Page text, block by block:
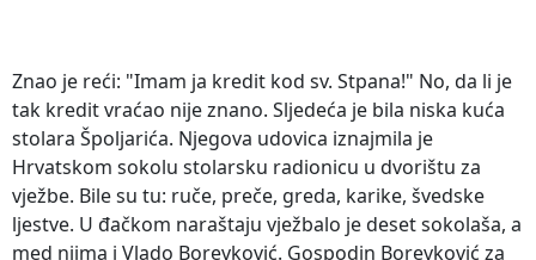
Znao je reći: "Imam ja kredit kod sv. Stpana!" No, da li je
tak kredit vraćao nije znano. Sljedeća je bila niska kuća
stolara Špoljarića. Njegova udovica iznajmila je
Hrvatskom sokolu stolarsku radionicu u dvorištu za
vježbe. Bile su tu: ruče, preče, greda, karike, švedske
ljestve. U đačkom naraštaju vježbalo je deset sokolaša, a
med njima i Vlado Borevković. Gospodin Borevković za